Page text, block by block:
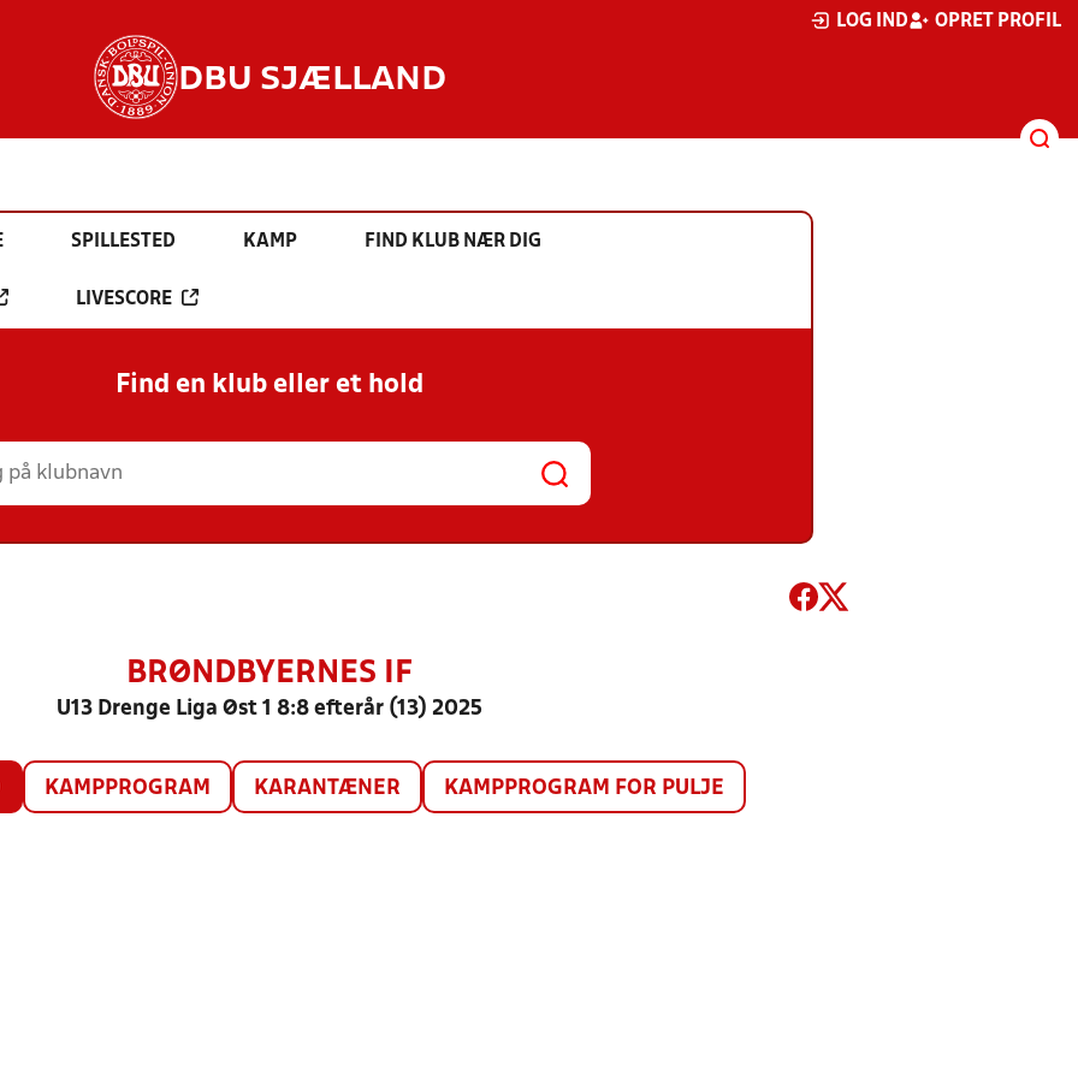
LOG IND OPRET PROFIL
DBU SJÆLLAND
SPILLESTED KAMP FIND KLUB NÆR DIG
LIVESCORE
Find en klub eller et hold
BRØNDBYERNES IF
U13 Drenge Liga Øst 1 8:8 efterår (13) 2025
KAMPPROGRAM KARANTÆNER KAMPPROGRAM FOR PULJE